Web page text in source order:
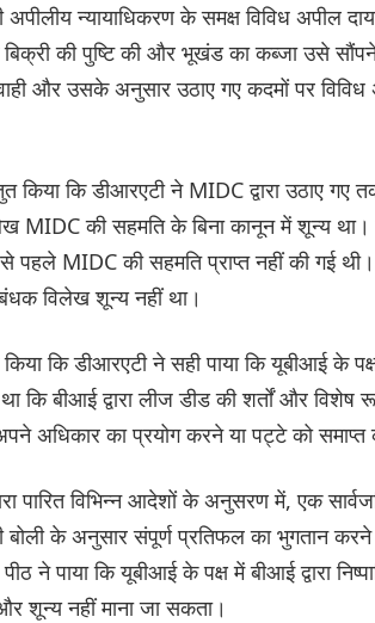
न्यायाधिकरण के समक्ष विविध अपील
की पुष्टि की और भूखंड का कब्जा उसे
और उसके अनुसार उठाए गए कदमों पर
किया कि डीआरएटी ने MIDC द्वारा उठाए गए
MIDC की सहमति के बिना कानून में शून्य
पहले MIDC की सहमति प्राप्त नहीं की गई
विलेख शून्य नहीं था।
कि डीआरएटी ने सही पाया कि यूबीआई के
कि बीआई द्वारा लीज डीड की शर्तों और
अधिकार का प्रयोग करने या पट्टे को
पारित विभिन्न आदेशों के अनुसरण में, एक
के अनुसार संपूर्ण प्रतिफल का भुगतान
ने पाया कि यूबीआई के पक्ष में बीआई द्वारा
शून्य नहीं माना जा सकता।